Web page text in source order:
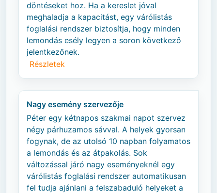
döntéseket hoz. Ha a kereslet jóval
meghaladja a kapacitást, egy várólistás
foglalási rendszer biztosítja, hogy minden
lemondás esély legyen a soron következő
jelentkezőnek.
Részletek
Nagy esemény szervezője
Péter egy kétnapos szakmai napot szervez
négy párhuzamos sávval. A helyek gyorsan
fogynak, de az utolsó 10 napban folyamatos
a lemondás és az átpakolás. Sok
változással járó nagy eseményeknél egy
várólistás foglalási rendszer automatikusan
fel tudja ajánlani a felszabaduló helyeket a